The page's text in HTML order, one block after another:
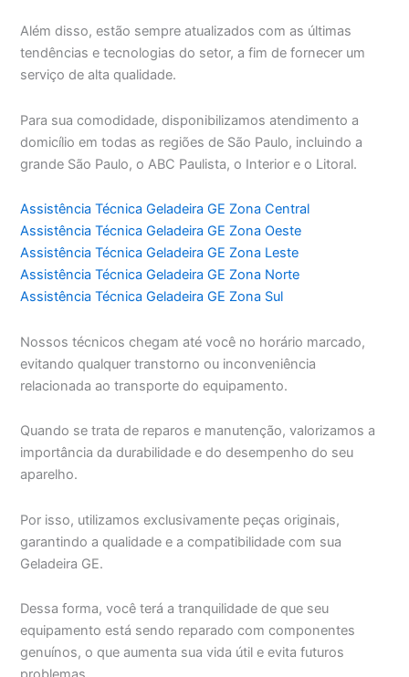
Além disso, estão sempre atualizados com as últimas
tendências e tecnologias do setor, a fim de fornecer um
serviço de alta qualidade.
Para sua comodidade, disponibilizamos atendimento a
domicílio em todas as regiões de São Paulo, incluindo a
grande São Paulo, o ABC Paulista, o Interior e o Litoral.
Assistência Técnica Geladeira GE Zona Central
Assistência Técnica Geladeira GE Zona Oeste
Assistência Técnica Geladeira GE Zona Leste
Assistência Técnica Geladeira GE Zona Norte
Assistência Técnica Geladeira GE Zona Sul
Nossos técnicos chegam até você no horário marcado,
evitando qualquer transtorno ou inconveniência
relacionada ao transporte do equipamento.
Quando se trata de reparos e manutenção, valorizamos a
importância da durabilidade e do desempenho do seu
aparelho.
Por isso, utilizamos exclusivamente peças originais,
garantindo a qualidade e a compatibilidade com sua
Geladeira GE.
Dessa forma, você terá a tranquilidade de que seu
equipamento está sendo reparado com componentes
genuínos, o que aumenta sua vida útil e evita futuros